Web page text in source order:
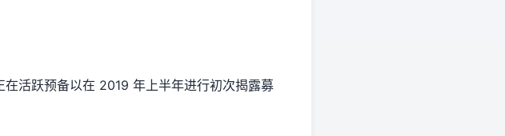
活跃预备以在 2019 年上半年进行初次揭露募